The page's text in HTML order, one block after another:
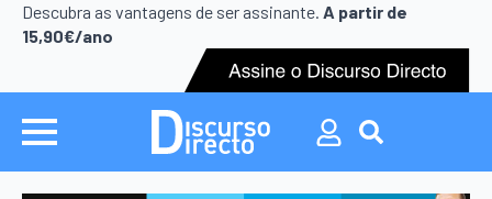
Descubra as vantagens de ser assinante. A partir de
15,90€/ano
Search
Search